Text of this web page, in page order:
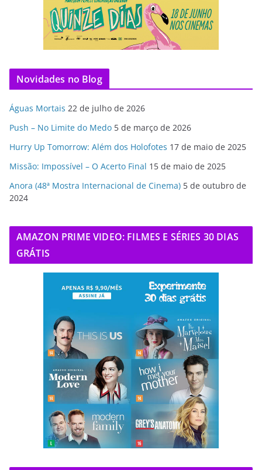
Novidades no Blog
Águas Mortais 22 de julho de 2026
Push – No Limite do Medo 5 de março de 2026
Hurry Up Tomorrow: Além dos Holofotes 17 de maio de 2025
Missão: Impossível – O Acerto Final 15 de maio de 2025
Anora (48ª Mostra Internacional de Cinema) 5 de outubro de
2024
AMAZON PRIME VIDEO: FILMES E SÉRIES 30 DIAS
GRÁTIS